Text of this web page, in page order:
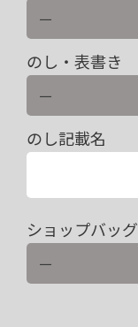
のし・表書き
のし記載名
ショップバッグ